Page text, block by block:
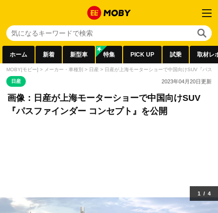
ホーム 新着 新型車 特集 PICK UP 試乗 取材レ
MOBY[モビー] > メーカー・車種別 > 日産 > 日産が上海モーターショーで中国向けSUV『パス
日産 2023年04月20日更新
画像：日産が上海モーターショーで中国向けSUV
『パスファインダー コンセプト』を公開
1 / 4